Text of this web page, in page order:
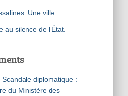
:Une ville
au silence de l’État.
Scandale diplomatique :
du Ministère des